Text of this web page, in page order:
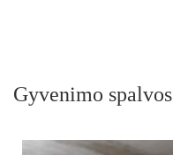
Gyvenimo spalvos